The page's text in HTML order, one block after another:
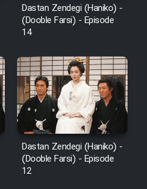
Dastan Zendegi (Haniko) -
(Dooble Farsi) - Episode
14
Dastan Zendegi (Haniko) -
(Dooble Farsi) - Episode
12